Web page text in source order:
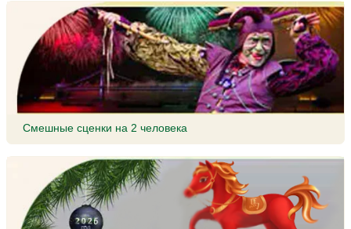
Смешные сценки на 2 человека